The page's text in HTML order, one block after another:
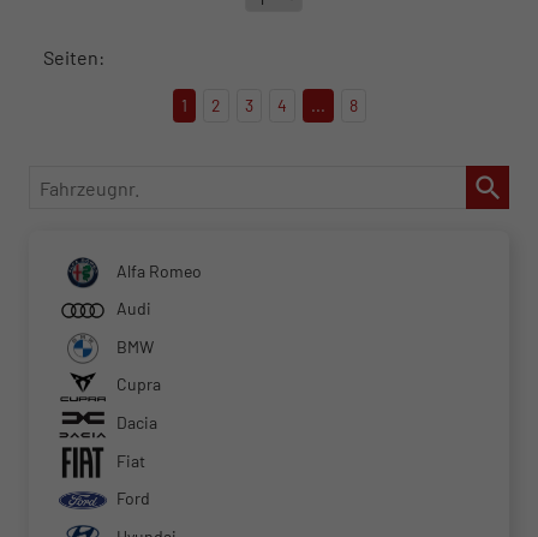
Seiten:
1 2 3 4 ... 8
Fahrzeugnr.
Alfa Romeo
Audi
BMW
Cupra
Dacia
Fiat
Ford